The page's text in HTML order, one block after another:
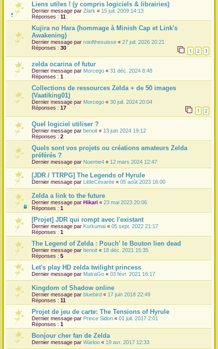
Liens utiles ! (y compris logiciels & librairies)
Dernier message par Zlark « 15 juil. 2009 14:13
Réponses : 11
Kujira no Hara (hommage à Minish Cap et Link's
Awakening)
Dernier message par roiofthesuisse « 27 juil. 2026 20:21
Réponses : 30 1 2 3
zelda ocarina of futur
Dernier message par Morcego « 31 déc. 2024 8:48
Réponses : 1
Collections de ressources Zelda + de 50 images
(Vaatiking01)
Dernier message par Morcego « 30 juil. 2024 20:04
Réponses : 17 1 2
Quel logiciel utiliser ?
Dernier message par benoit « 13 juin 2024 19:12
Réponses : 2
Quels sont vos projets ou créations amateurs Zelda
préférés ?
Dernier message par Noemie4 « 12 mars 2024 12:47
[JDR / TTRPG] The Legends of Hyrule
Dernier message par LittleCésarée « 05 août 2023 16:00
Zelda a link to the future
Dernier message par Hikari « 23 mai 2023 20:06
Réponses : 1
[Projet] JDR qui rompt avec l'existant
Dernier message par Kurkumai « 05 sept. 2022 21:17
Réponses : 1
The Legend of Zelda : Pouch' le Bouton lien dead
Dernier message par benoit « 18 déc. 2021 15:35
Réponses : 5
Let's play HD zelda twilight princess
Dernier message par MatraGo « 03 févr. 2021 16:17
Kingdom of Shadow online
Dernier message par bluebird « 17 juin 2018 22:49
Réponses : 11
Projet de jeu de carte: The Tensions of Hyrule
Dernier message par Prince Sidon « 01 juil. 2017 2:01
Réponses : 1
Bonjour cher fan de Zelda
Dernier message par Warloo « 19 avr. 2017 12:33